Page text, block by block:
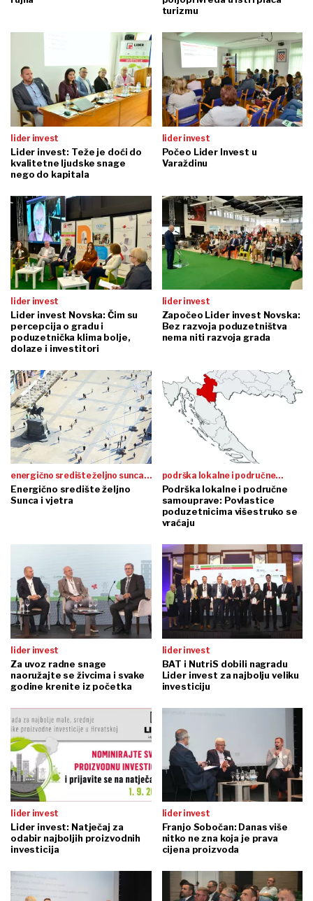
turizmu
lider invest
Lider invest: Teže je doći do
kvalitetne ljudske snage
nego do kapitala
lider invest
Počeo Lider Invest u
Varaždinu
lider invest
Lider invest Novska: Čim su
percepcija o gradu i
poduzetnička klima bolje,
dolaze i investitori
lider invest
Započeo Lider invest Novska:
Bez razvoja poduzetništva
nema niti razvoja grada
energično središte željno sunca i
vjetra
Energično središte željno
Sunca i vjetra
podrška lokalne i područne
samouprave
Podrška lokalne i područne
samouprave: Povlastice
poduzetnicima višestruko se
vraćaju
lider invest
Za uvoz radne snage
naoružajte se živcima i svake
godine krenite iz početka
lider invest
BAT i NutriS dobili nagradu
Lider invest za najbolju veliku
investiciju
lider invest
Lider invest: Natječaj za
odabir najboljih proizvodnih
investicija
lider invest
Franjo Sobočan: Danas više
nitko ne zna koja je prava
cijena proizvoda